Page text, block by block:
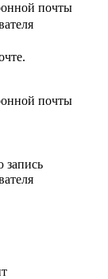
почты
почты
запись